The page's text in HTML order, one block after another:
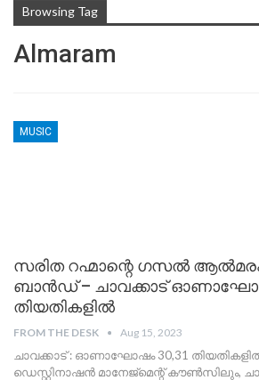
Browsing Tag
Almaram
MUSIC
സരിത റഹ്മാന്റെ ഗസൽ
ബാൻഡ് – ചാവക്കാട്
തിയതികളിൽ
FROM THE DESK Aug 15, 2023
ചാവക്കാട് : ഓണാഘോഷം 30,31
ഡെസ്റ്റിനാഷൻ മാനേജ്‌മെന്റ് കൗൺസിലും,